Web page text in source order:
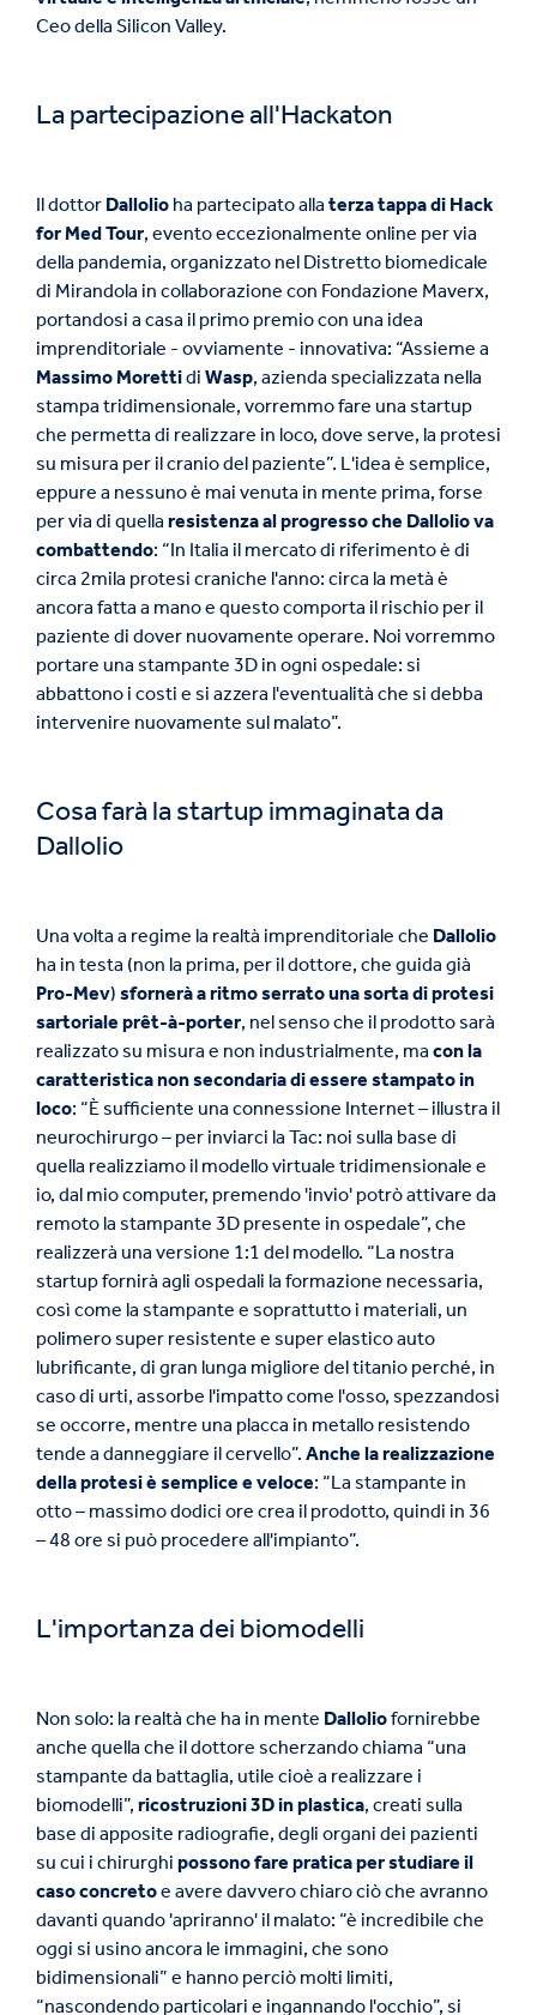
Ceo della Silicon Valley.
La partecipazione all'Hackaton
Il dottor Dallolio ha partecipato alla terza tappa di Hack
for Med Tour, evento eccezionalmente online per via
della pandemia, organizzato nel Distretto biomedicale
di Mirandola in collaborazione con Fondazione Maverx,
portandosi a casa il primo premio con una idea
imprenditoriale - ovviamente - innovativa: “Assieme a
Massimo Morettidi Wasp, azienda specializzata nella
stampa tridimensionale, vorremmo fare una startup
che permetta di realizzare in loco, dove serve, la protesi
su misura per il cranio del paziente”. L'idea è semplice,
eppure a nessuno è mai venuta in mente prima, forse
per via di quella resistenza al progresso che Dallolio va
combattendo: “In Italia il mercato di riferimento è di
circa 2mila protesi craniche l'anno: circa la metà è
ancora fatta a mano e questo comporta il rischio per il
paziente di dover nuovamente operare. Noi vorremmo
portare una stampante 3D in ogni ospedale: si
abbattono i costi e si azzera l'eventualità che si debba
intervenire nuovamente sul malato”.
Cosa farà la startup immaginata da
Dallolio
Una volta a regime la realtà imprenditoriale che Dallolio
ha in testa (non la prima, per il dottore, che guida già
Pro-Mev) sfornerà a ritmo serrato una sorta di protesi
sartoriale prêt-à-porter, nel senso che il prodotto sarà
realizzato su misura e non industrialmente, ma con la
caratteristica non secondaria di essere stampato in
loco: “È sufficiente una connessione Internet – illustra il
neurochirurgo – per inviarci la Tac: noi sulla base di
quella realizziamo il modello virtuale tridimensionale e
io, dal mio computer, premendo 'invio' potrò attivare da
remoto la stampante 3D presente in ospedale”, che
realizzerà una versione 1:1 del modello. “La nostra
startup fornirà agli ospedali la formazione necessaria,
così come la stampante e soprattutto i materiali, un
polimero super resistente e super elastico auto
lubrificante, di gran lunga migliore del titanio perché, in
caso di urti, assorbe l'impatto come l'osso, spezzandosi
se occorre, mentre una placca in metallo resistendo
tende a danneggiare il cervello”. Anche la realizzazione
della protesi è semplice e veloce: “La stampante in
otto – massimo dodici ore crea il prodotto, quindi in 36
– 48 ore si può procedere all'impianto”.
L'importanza dei biomodelli
Non solo: la realtà che ha in mente Dalloliofornirebbe
anche quella che il dottore scherzando chiama “una
stampante da battaglia, utile cioè a realizzare i
biomodelli”, ricostruzioni 3D in plastica, creati sulla
base di apposite radiografie, degli organi dei pazienti
su cui i chirurghi possono fare pratica per studiare il
caso concretoe avere davvero chiaro ciò che avranno
davanti quando 'apriranno' il malato: “è incredibile che
oggi si usino ancora le immagini, che sono
bidimensionali” e hanno perciò molti limiti,
“nascondendo particolari e ingannando l'occhio”, si